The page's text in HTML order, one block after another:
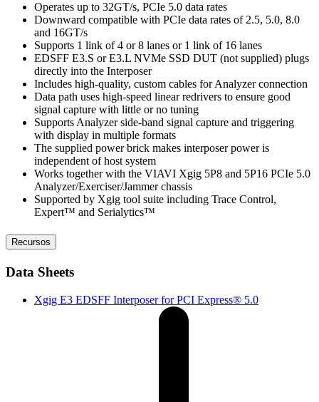
Operates up to 32GT/s, PCIe 5.0 data rates
Downward compatible with PCIe data rates of 2.5, 5.0, 8.0
and 16GT/s
Supports 1 link of 4 or 8 lanes or 1 link of 16 lanes
EDSFF E3.S or E3.L NVMe SSD DUT (not supplied) plugs
directly into the Interposer
Includes high-quality, custom cables for Analyzer connection
Data path uses high-speed linear redrivers to ensure good
signal capture with little or no tuning
Supports Analyzer side-band signal capture and triggering
with display in multiple formats
The supplied power brick makes interposer power is
independent of host system
Works together with the VIAVI Xgig 5P8 and 5P16 PCIe 5.0
Analyzer/Exerciser/Jammer chassis
Supported by Xgig tool suite including Trace Control,
Expert™ and Serialytics™
Recursos
Data Sheets
Xgig E3 EDSFF Interposer for PCI Express® 5.0